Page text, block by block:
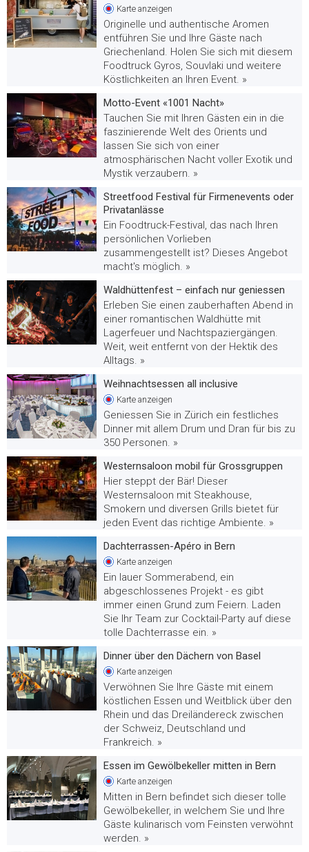
Karte anzeigen
Originelle und authentische Aromen
entführen Sie und Ihre Gäste nach
Griechenland. Holen Sie sich mit diesem
Foodtruck Gyros, Souvlaki und weitere
Köstlichkeiten an Ihren Event. »
Motto-Event «1001 Nacht»
Tauchen Sie mit Ihren Gästen ein in die
faszinierende Welt des Orients und
lassen Sie sich von einer
atmosphärischen Nacht voller Exotik und
Mystik verzaubern. »
Streetfood Festival für Firmenevents oder
Privatanlässe
Ein Foodtruck-Festival, das nach Ihren
persönlichen Vorlieben
zusammengestellt ist? Dieses Angebot
macht's möglich. »
Waldhüttenfest – einfach nur geniessen
Erleben Sie einen zauberhaften Abend in
einer romantischen Waldhütte mit
Lagerfeuer und Nachtspaziergängen.
Weit, weit entfernt von der Hektik des
Alltags. »
Weihnachtsessen all inclusive
Karte anzeigen
Geniessen Sie in Zürich ein festliches
Dinner mit allem Drum und Dran für bis zu
350 Personen. »
Westernsaloon mobil für Grossgruppen
Hier steppt der Bär! Dieser
Westernsaloon mit Steakhouse,
Smokern und diversen Grills bietet für
jeden Event das richtige Ambiente. »
Dachterrassen-Apéro in Bern
Karte anzeigen
Ein lauer Sommerabend, ein
abgeschlossenes Projekt - es gibt
immer einen Grund zum Feiern. Laden
Sie Ihr Team zur Cocktail-Party auf diese
tolle Dachterrasse ein. »
Dinner über den Dächern von Basel
Karte anzeigen
Verwöhnen Sie Ihre Gäste mit einem
köstlichen Essen und Weitblick über den
Rhein und das Dreiländereck zwischen
der Schweiz, Deutschland und
Frankreich. »
Essen im Gewölbekeller mitten in Bern
Karte anzeigen
Mitten in Bern befindet sich dieser tolle
Gewölbekeller, in welchem Sie und Ihre
Gäste kulinarisch vom Feinsten verwöhnt
werden. »